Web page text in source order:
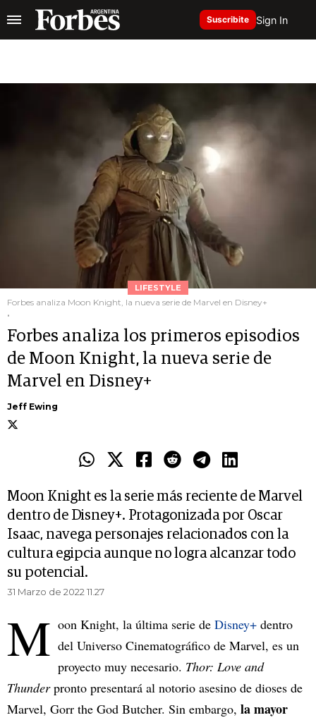
Suscribite Sign In
LIFESTYLE
Forbes analiza Moon Knight, la nueva serie de Marvel en Disney+
.
Forbes analiza los primeros episodios
de Moon Knight, la nueva serie de
Marvel en Disney+
Jeff Ewing
Moon Knight es la serie más reciente de Marvel
dentro de Disney+. Protagonizada por Oscar
Isaac, navega personajes relacionados con la
cultura egipcia aunque no logra alcanzar todo
su potencial.
31 Marzo de 2022 11.27
M oon Knight, la última serie de Disney+ dentro
del Universo Cinematográfico de Marvel, es un
proyecto muy necesario. Thor: Love and
Thunderpronto presentará al notorio asesino de dioses de
Marvel, Gorr the God Butcher. Sin embargo, la mayor